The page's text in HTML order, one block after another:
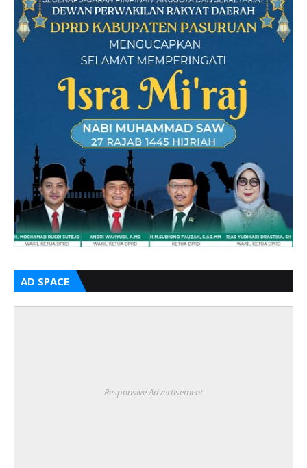
AD SPACE
Responsive Advertisement